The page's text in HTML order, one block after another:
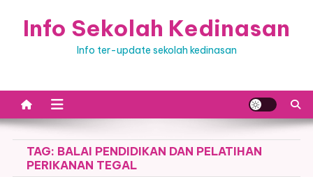
Info Sekolah Kedinasan
Info ter-update sekolah kedinasan
TAG: BALAI PENDIDIKAN DAN PELATIHAN
PERIKANAN TEGAL